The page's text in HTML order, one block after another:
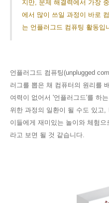
지만, 문제 해결력에서 가장
에서 많이 쓰일 과정이 바로
는 언플러그드 컴퓨팅 활동입
언플러그드 컴퓨팅(unplugged
러그를 뽑은 채 컴퓨터의 원리를
여력이 없어서 '언플러그드'를 하
위한 과정의 일환이 될 수도 있고,
이들에게 재미있는 놀이와 체험
라고 보면 될 것 같습니다.